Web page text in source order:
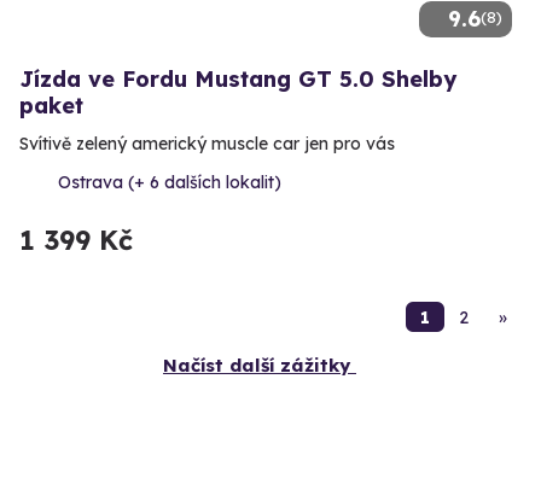
9.6(8)
Jízda ve Fordu Mustang GT 5.0 Shelby
paket
Svítivě zelený americký muscle car jen pro vás
Ostrava (+ 6 dalších lokalit)
1 399 Kč
1 2 »
Načíst další zážitky